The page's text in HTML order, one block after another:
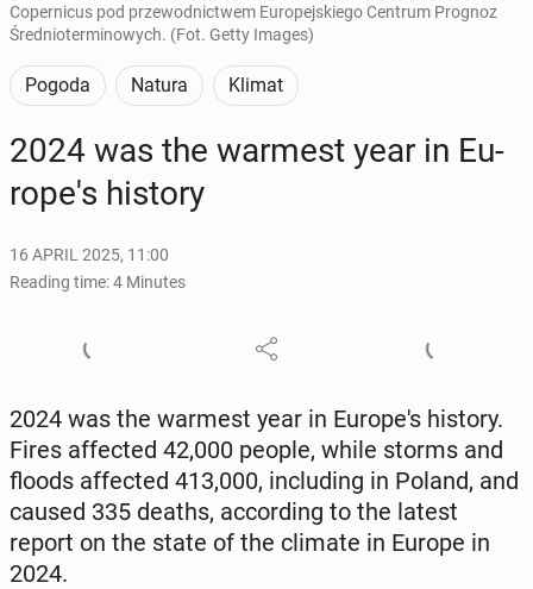
Copernicus pod przewodnictwem Europejskiego Centrum Prognoz
Średnioterminowych. (Fot. Getty Images)
Pogoda Natura Klimat
2024 was the warmest year in Eu­
rope's history
16 APRIL 2025, 11:00
Reading time: 4 Minutes
2024 was the warmest year in Eu­rope's history.
Fires af­fect­ed 42,000 people, while storms and
floods af­fect­ed 413,000, in­clud­ing in Poland, and
caused 335 deaths, ac­cord­ing to the latest
report on the state of the climate in Europe in
2024.